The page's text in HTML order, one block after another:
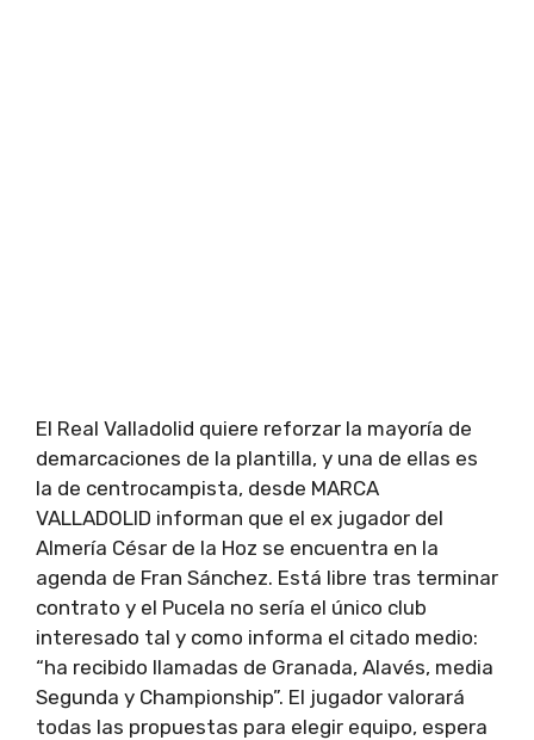
El Real Valladolid quiere reforzar la mayoría de
demarcaciones de la plantilla, y una de ellas es
la de centrocampista, desde MARCA
VALLADOLID informan que el ex jugador del
Almería César de la Hoz se encuentra en la
agenda de Fran Sánchez. Está libre tras terminar
contrato y el Pucela no sería el único club
interesado tal y como informa el citado medio:
“ha recibido llamadas de Granada, Alavés, media
Segunda y Championship”. El jugador valorará
todas las propuestas para elegir equipo, espera